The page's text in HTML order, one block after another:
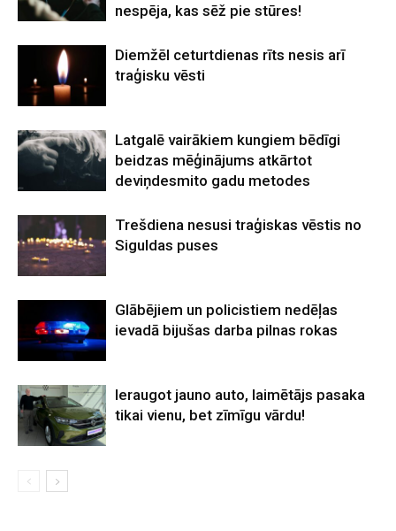
nespēja, kas sēž pie stūres!
Diemžēl ceturtdienas rīts nesis arī
traģisku vēsti
Latgalē vairākiem kungiem bēdīgi
beidzas mēģinājums atkārtot
deviņdesmito gadu metodes
Trešdiena nesusi traģiskas vēstis no
Siguldas puses
Glābējiem un policistiem nedēļas
ievadā bijušas darba pilnas rokas
Ieraugot jauno auto, laimētājs pasaka
tikai vienu, bet zīmīgu vārdu!